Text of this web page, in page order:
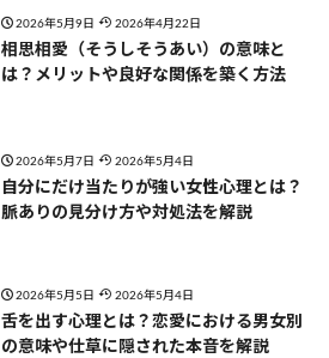
2026年5月9日 2026年4月22日
相思相愛（そうしそうあい）の意味と
は？メリットや良好な関係を築く方法
2026年5月7日 2026年5月4日
自分にだけ当たりが強い女性心理とは？
脈ありの見分け方や対処法を解説
2026年5月5日 2026年5月4日
舌を出す心理とは？恋愛における男女別
の意味や仕草に隠された本音を解説